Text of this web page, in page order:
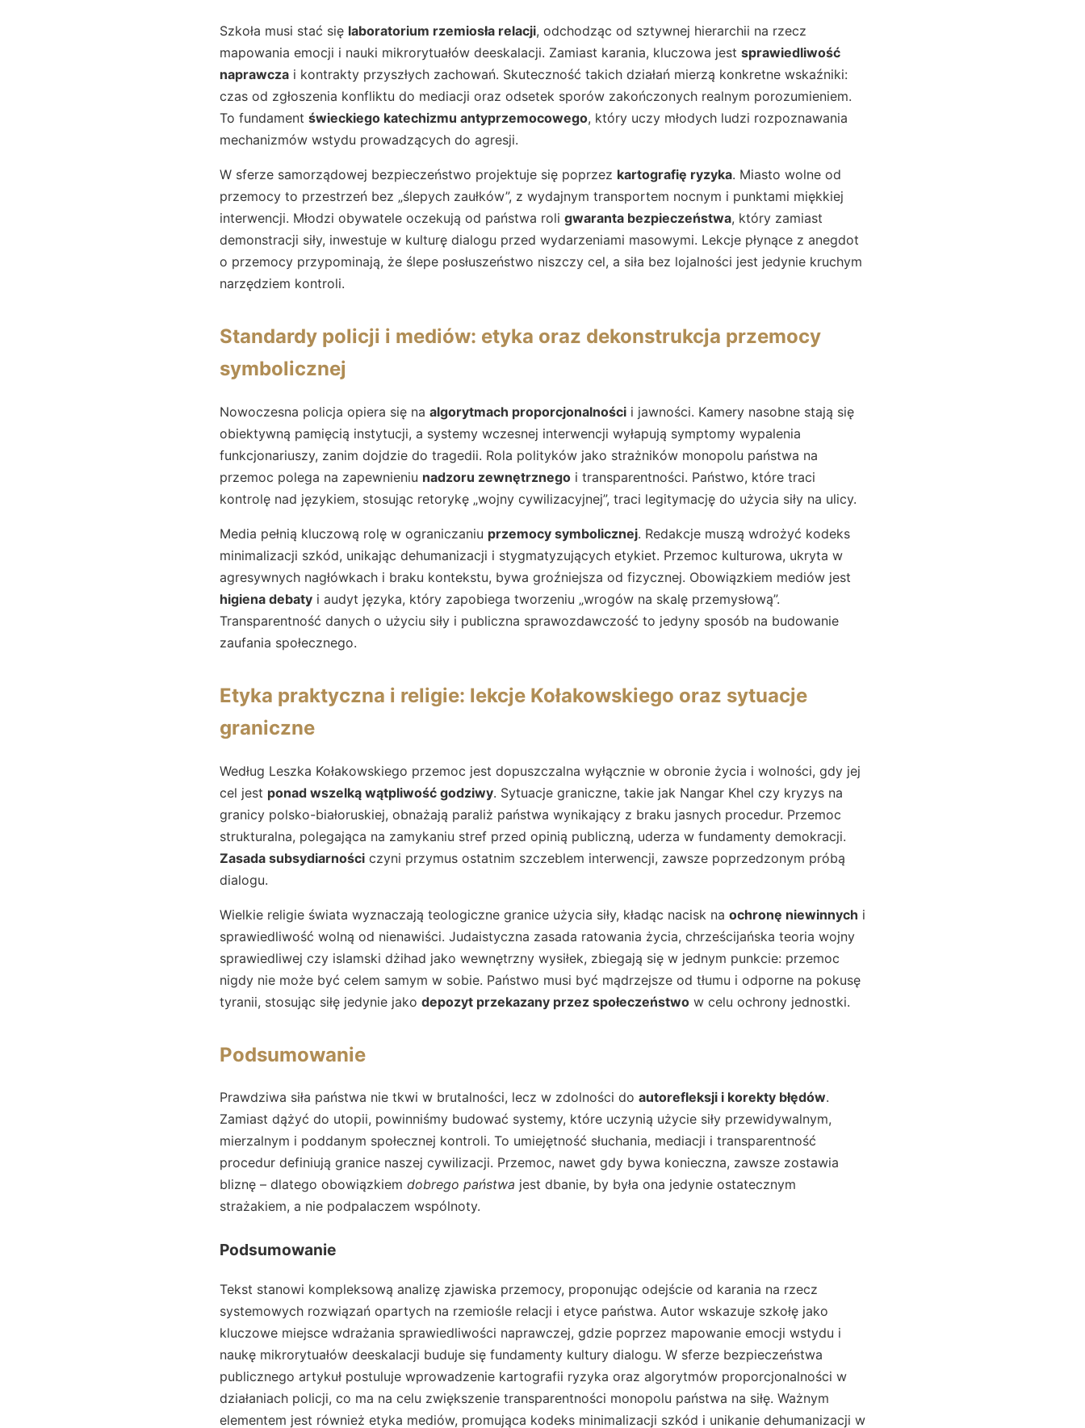
Szkoła musi stać się laboratorium rzemiosła relacji, odchodząc od sztywnej hierarchii na rzecz
mapowania emocji i nauki mikrorytuałów deeskalacji. Zamiast karania, kluczowa jest sprawiedliwość
naprawcza i kontrakty przyszłych zachowań. Skuteczność takich działań mierzą konkretne wskaźniki:
czas od zgłoszenia konfliktu do mediacji oraz odsetek sporów zakończonych realnym porozumieniem.
To fundament świeckiego katechizmu antyprzemocowego, który uczy młodych ludzi rozpoznawania
mechanizmów wstydu prowadzących do agresji.
W sferze samorządowej bezpieczeństwo projektuje się poprzez kartografię ryzyka. Miasto wolne od
przemocy to przestrzeń bez „ślepych zaułków”, z wydajnym transportem nocnym i punktami miękkiej
interwencji. Młodzi obywatele oczekują od państwa roli gwaranta bezpieczeństwa, który zamiast
demonstracji siły, inwestuje w kulturę dialogu przed wydarzeniami masowymi. Lekcje płynące z anegdot
o przemocy przypominają, że ślepe posłuszeństwo niszczy cel, a siła bez lojalności jest jedynie kruchym
narzędziem kontroli.
Standardy policji i mediów: etyka oraz dekonstrukcja przemocy
symbolicznej
Nowoczesna policja opiera się na algorytmach proporcjonalności i jawności. Kamery nasobne stają się
obiektywną pamięcią instytucji, a systemy wczesnej interwencji wyłapują symptomy wypalenia
funkcjonariuszy, zanim dojdzie do tragedii. Rola polityków jako strażników monopolu państwa na
przemoc polega na zapewnieniu nadzoru zewnętrznego i transparentności. Państwo, które traci
kontrolę nad językiem, stosując retorykę „wojny cywilizacyjnej”, traci legitymację do użycia siły na ulicy.
Media pełnią kluczową rolę w ograniczaniu przemocy symbolicznej. Redakcje muszą wdrożyć kodeks
minimalizacji szkód, unikając dehumanizacji i stygmatyzujących etykiet. Przemoc kulturowa, ukryta w
agresywnych nagłówkach i braku kontekstu, bywa groźniejsza od fizycznej. Obowiązkiem mediów jest
higiena debaty i audyt języka, który zapobiega tworzeniu „wrogów na skalę przemysłową”.
Transparentność danych o użyciu siły i publiczna sprawozdawczość to jedyny sposób na budowanie
zaufania społecznego.
Etyka praktyczna i religie: lekcje Kołakowskiego oraz sytuacje
graniczne
Według Leszka Kołakowskiego przemoc jest dopuszczalna wyłącznie w obronie życia i wolności, gdy jej
cel jest ponad wszelką wątpliwość godziwy. Sytuacje graniczne, takie jak Nangar Khel czy kryzys na
granicy polsko-białoruskiej, obnażają paraliż państwa wynikający z braku jasnych procedur. Przemoc
strukturalna, polegająca na zamykaniu stref przed opinią publiczną, uderza w fundamenty demokracji.
Zasada subsydiarności czyni przymus ostatnim szczeblem interwencji, zawsze poprzedzonym próbą
dialogu.
Wielkie religie świata wyznaczają teologiczne granice użycia siły, kładąc nacisk na ochronę niewinnych i
sprawiedliwość wolną od nienawiści. Judaistyczna zasada ratowania życia, chrześcijańska teoria wojny
sprawiedliwej czy islamski dżihad jako wewnętrzny wysiłek, zbiegają się w jednym punkcie: przemoc
nigdy nie może być celem samym w sobie. Państwo musi być mądrzejsze od tłumu i odporne na pokusę
tyranii, stosując siłę jedynie jako depozyt przekazany przez społeczeństwo w celu ochrony jednostki.
Podsumowanie
Prawdziwa siła państwa nie tkwi w brutalności, lecz w zdolności do autorefleksji i korekty błędów.
Zamiast dążyć do utopii, powinniśmy budować systemy, które uczynią użycie siły przewidywalnym,
mierzalnym i poddanym społecznej kontroli. To umiejętność słuchania, mediacji i transparentność
procedur definiują granice naszej cywilizacji. Przemoc, nawet gdy bywa konieczna, zawsze zostawia
bliznę – dlatego obowiązkiem dobrego państwa jest dbanie, by była ona jedynie ostatecznym
strażakiem, a nie podpalaczem wspólnoty.
Podsumowanie
Tekst stanowi kompleksową analizę zjawiska przemocy, proponując odejście od karania na rzecz
systemowych rozwiązań opartych na rzemiośle relacji i etyce państwa. Autor wskazuje szkołę jako
kluczowe miejsce wdrażania sprawiedliwości naprawczej, gdzie poprzez mapowanie emocji wstydu i
naukę mikrorytuałów deeskalacji buduje się fundamenty kultury dialogu. W sferze bezpieczeństwa
publicznego artykuł postuluje wprowadzenie kartografii ryzyka oraz algorytmów proporcjonalności w
działaniach policji, co ma na celu zwiększenie transparentności monopolu państwa na siłę. Ważnym
elementem jest również etyka mediów, promująca kodeks minimalizacji szkód i unikanie dehumanizacji w